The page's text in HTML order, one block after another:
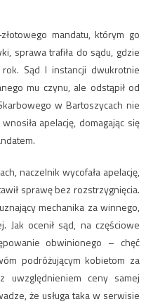
mandatu, którym go
sprawa trafiła do sądu, gdzie
Sąd I instancji dwukrotnie
mu czynu, ale odstąpił od
w Bartoszycach nie
apelację, domagając się
naczelnik wycofała apelację,
sprawę bez rozstrzygnięcia.
mechanika za winnego,
Jak ocenił sąd, na częściowe
obwinionego – chęć
podróżującym kobietom za
ceny samej
że usługa taka w serwisie